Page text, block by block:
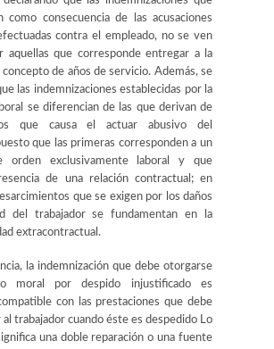
como consecuencia de las acusaciones
contra el empleado, no se ven
aquellas que corresponde entregar a la
de años de servicio. Además, se
las indemnizaciones establecidas por la
se diferencian de las que derivan de
que causa el actuar abusivo del
que las primeras corresponden a un
orden exclusivamente laboral y que
de una relación contractual; en
que se exigen por los daños
del trabajador se fundamentan en la
extracontractual.
la indemnización que debe otorgarse
moral por despido injustificado es
con las prestaciones que debe
trabajador cuando éste es despedido Lo
una doble reparación o una fuente